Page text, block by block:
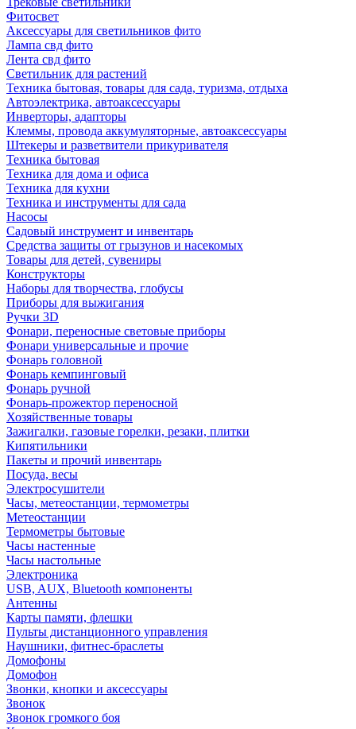
Фитосвет
Аксессуары для светильников фито
Лампа свд фито
Лента свд фито
Светильник для растений
Техника бытовая, товары для сада, туризма, отдыха
Автоэлектрика, автоаксессуары
Инверторы, адапторы
Клеммы, провода аккумуляторные, автоаксессуары
Штекеры и разветвители прикуривателя
Техника бытовая
Техника для дома и офиса
Техника для кухни
Техника и инструменты для сада
Насосы
Садовый инструмент и инвентарь
Средства защиты от грызунов и насекомых
Товары для детей, сувениры
Конструкторы
Наборы для творчества, глобусы
Приборы для выжигания
Ручки 3D
Фонари, переносные световые приборы
Фонари универсальные и прочие
Фонарь головной
Фонарь кемпинговый
Фонарь ручной
Фонарь-прожектор переносной
Хозяйственные товары
Зажигалки, газовые горелки, резаки, плитки
Кипятильники
Пакеты и прочий инвентарь
Посуда, весы
Электросушители
Часы, метеостанции, термометры
Метеостанции
Термометры бытовые
Часы настенные
Часы настольные
Электроника
USB, AUX, Bluetooth компоненты
Антенны
Карты памяти, флешки
Пульты дистанционного управления
Наушники, фитнес-браслеты
Домофоны
Домофон
Звонки, кнопки и аксессуары
Звонок
Звонок громкого боя